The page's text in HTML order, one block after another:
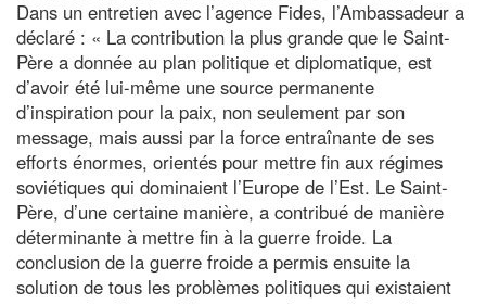
Dans un entretien avec l’agence Fides, l’Ambassadeur a
déclaré : « La contribution la plus grande que le Saint-
Père a donnée au plan politique et diplomatique, est
d’avoir été lui-même une source permanente
d’inspiration pour la paix, non seulement par son
message, mais aussi par la force entraînante de ses
efforts énormes, orientés pour mettre fin aux régimes
soviétiques qui dominaient l’Europe de l’Est. Le Saint-
Père, d’une certaine manière, a contribué de manière
déterminante à mettre fin à la guerre froide. La
conclusion de la guerre froide a permis ensuite la
solution de tous les problèmes politiques qui existaient